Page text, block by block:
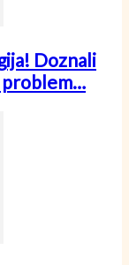
Doznali
problem…